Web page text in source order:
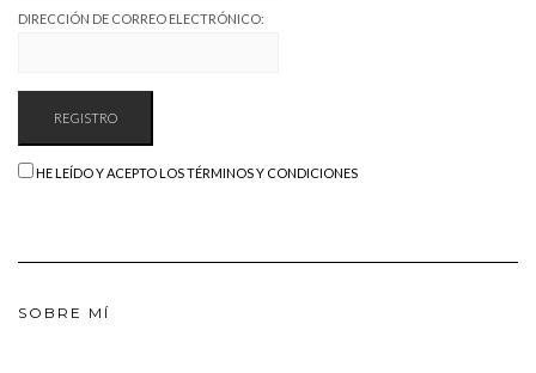
DIRECCIÓN DE CORREO ELECTRÓNICO:
HE LEÍDO Y ACEPTO LOS TÉRMINOS Y CONDICIONES
SOBRE MÍ